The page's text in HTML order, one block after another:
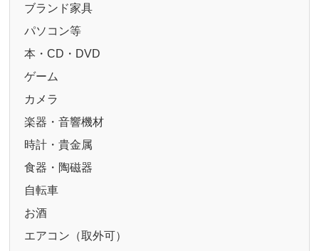
ブランド家具
パソコン等
本・CD・DVD
ゲーム
カメラ
楽器・音響機材
時計・貴金属
食器・陶磁器
自転車
お酒
エアコン（取外可）